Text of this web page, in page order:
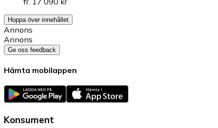
Hoppa över innehållet
Annons
Annons
Ge oss feedback
Hämta mobilappen
Konsument